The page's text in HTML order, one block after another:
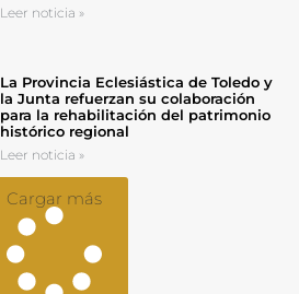
Leer noticia »
La Provincia Eclesiástica de Toledo y
la Junta refuerzan su colaboración
para la rehabilitación del patrimonio
histórico regional
Leer noticia »
Cargar más